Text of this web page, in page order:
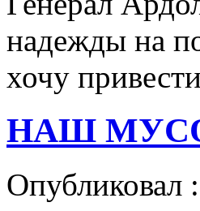
надежды на
хочу
НАШ
Опубликовал